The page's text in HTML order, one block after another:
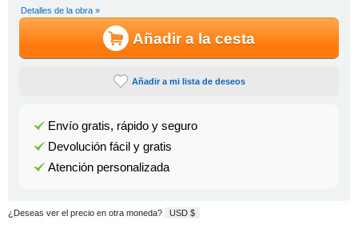
Detalles de la obra »
Añadir a la cesta
Añadir a mi lista de deseos
Envío gratis, rápido y seguro
Devolución fácil y gratis
Atención personalizada
¿Deseas ver el precio en otra moneda? USD $